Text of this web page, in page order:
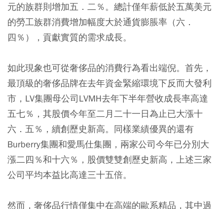
元的族群則增加五．二％。總計僅年薪低於五萬美元
的勞工族群消費增加幅度大於通貨膨脹率（六．
四％），貢獻實質的需求成長。
如此現象也可從奢侈品的消費行為看出端倪。首先，
最頂級的奢侈品牌在去年資金緊縮環境下反而大發利
市，LV集團母公司LVMH去年下半年營收成長率高達
五七％，其股價今年至二月二十一日為止已大漲十
六．五％，續創歷史新高。同樣業績優異的還有
Burberry集團和愛馬仕集團，兩家公司今年已分別大
漲二四％和十六％，股價雙雙創歷史新高，上述三家
公司平均本益比高達三十五倍。
然而，奢侈品行情僅集中在高端的歐系精品，其中過